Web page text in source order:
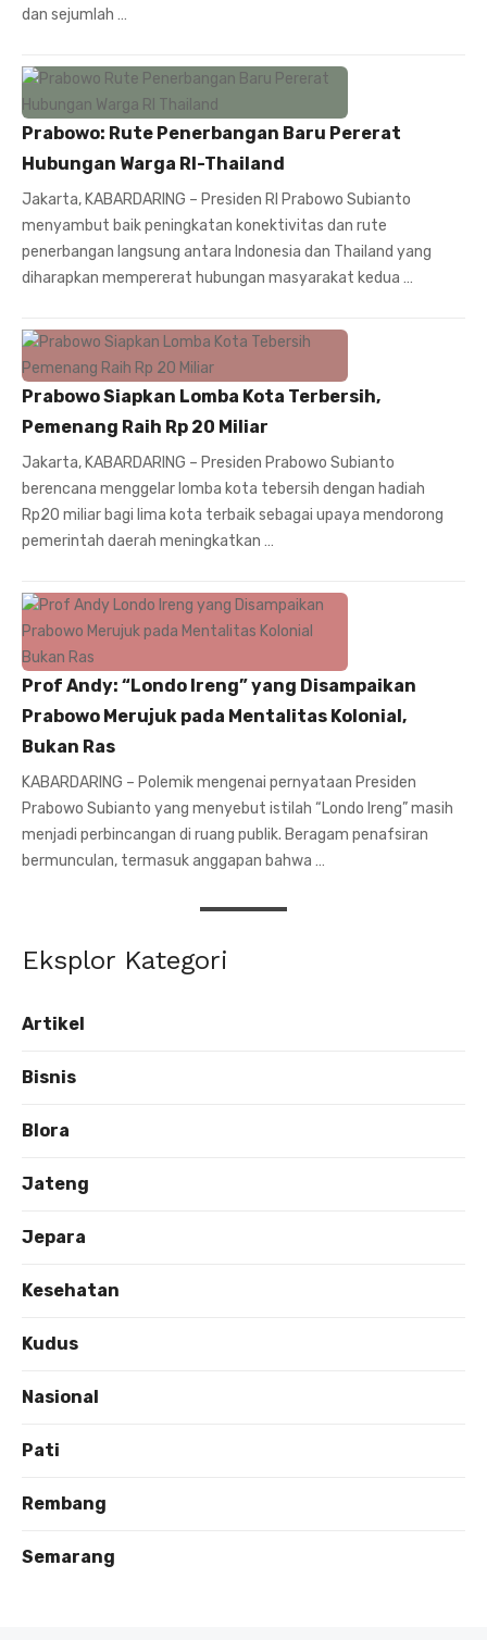
dan sejumlah …
Prabowo: Rute Penerbangan Baru Pererat
Hubungan Warga RI-Thailand
Jakarta, KABARDARING – Presiden RI Prabowo Subianto
menyambut baik peningkatan konektivitas dan rute
penerbangan langsung antara Indonesia dan Thailand yang
diharapkan mempererat hubungan masyarakat kedua …
Prabowo Siapkan Lomba Kota Terbersih,
Pemenang Raih Rp 20 Miliar
Jakarta, KABARDARING – Presiden Prabowo Subianto
berencana menggelar lomba kota tebersih dengan hadiah
Rp20 miliar bagi lima kota terbaik sebagai upaya mendorong
pemerintah daerah meningkatkan …
Prof Andy: “Londo Ireng” yang Disampaikan
Prabowo Merujuk pada Mentalitas Kolonial,
Bukan Ras
KABARDARING – Polemik mengenai pernyataan Presiden
Prabowo Subianto yang menyebut istilah “Londo Ireng” masih
menjadi perbincangan di ruang publik. Beragam penafsiran
bermunculan, termasuk anggapan bahwa …
Eksplor Kategori
Artikel
Bisnis
Blora
Jateng
Jepara
Kesehatan
Kudus
Nasional
Pati
Rembang
Semarang